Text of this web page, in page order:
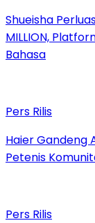
Shueisha
MILLION,
Bahasa
Pers Rilis
Haier Gandeng
Petenis
Pers Rilis